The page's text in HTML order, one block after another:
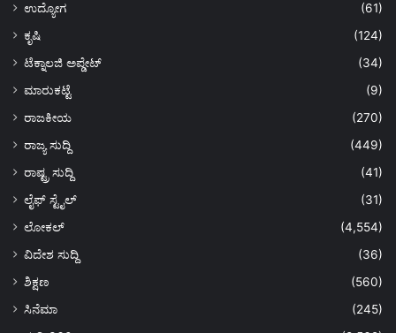
ಉದ್ಯೋಗ
(61)
ಕೃಷಿ
(124)
ಟೆಕ್ನಾಲಜಿ ಅಪ್ಡೇಟ್
(34)
ಮಾರುಕಟ್ಟೆ
(9)
ರಾಜಕೀಯ
(270)
ರಾಜ್ಯ ಸುದ್ದಿ
(449)
ರಾಷ್ಟ್ರ ಸುದ್ದಿ
(41)
ಲೈಫ್ ಸ್ಟೈಲ್
(31)
ಲೋಕಲ್
(4,554)
ವಿದೇಶ ಸುದ್ದಿ
(36)
ಶಿಕ್ಷಣ
(560)
ಸಿನೆಮಾ
(245)